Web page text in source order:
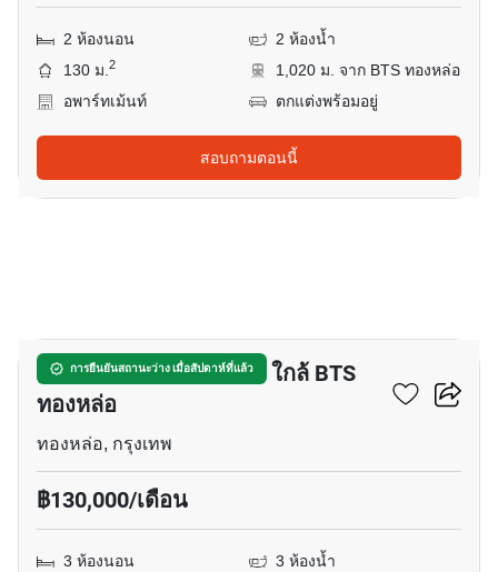
2 ห้องนอน
2 ห้องน้ำ
130 ม.2
1,020 ม. จาก BTS ทองหล่อ
อพาร์ทเม้นท์
ตกแต่งพร้อมอยู่
สอบถามตอนนี้
การยืนยันสถานะว่าง เมื่อสัปดาห์ที่แล้ว
อพาร์ทเมนต์ 3-ห้องนอน ใกล้ BTS
ทองหล่อ
ทองหล่อ, กรุงเทพ
฿130,000/เดือน
3 ห้องนอน
3 ห้องน้ำ